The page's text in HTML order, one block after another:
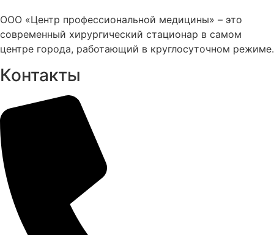
ООО «Центр профессиональной медицины» – это
современный хирургический стационар в самом
центре города, работающий в круглосуточном режиме.
Контакты